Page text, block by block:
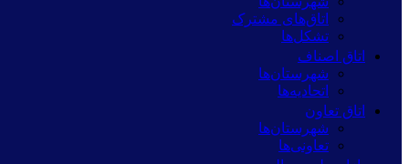
اتاق‌های مشترک
تشکل‌ها
اتاق اصناف
شهرستان‌ها
اتحادیه‌ها
اتاق تعاون
شهرستان‌ها
تعاونی‌ها